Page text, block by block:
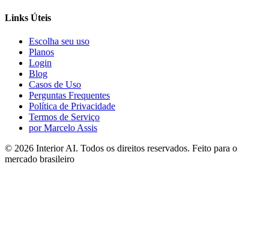
Links Úteis
Escolha seu uso
Planos
Login
Blog
Casos de Uso
Perguntas Frequentes
Política de Privacidade
Termos de Serviço
por Marcelo Assis
© 2026 Interior AI. Todos os direitos reservados. Feito para o
mercado brasileiro